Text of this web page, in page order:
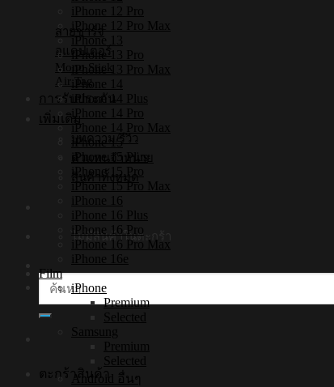
สายชาร์จ
อแดปเตอร์
Mono Stick
Air Tag
การรับประกัน
เพิ่มเติม
บทความ/รีวิว
ตัวแทนจำหน่าย
สินค้าทั้งหมด
ไม่มีสินค้าในตะกร้า
ค้นหา:
ตะกร้าสินค้า
iPhone 12 Pro
iPhone 12 Pro Max
iPhone 13
iPhone 13 Pro
iPhone 13 Pro Max
iPhone 14
iPhone 14 Plus
iPhone 14 Pro
iPhone 14 Pro Max
iPhone 15
iPhone 15 Plus
iPhone 15 Pro
iPhone 15 Pro Max
iPhone 16
iPhone 16 Plus
iPhone 16 Pro
iPhone 16 Pro Max
iPhone 16e
Film
iPhone
Premium
Selected
Samsung
Premium
Selected
Android อื่นๆ